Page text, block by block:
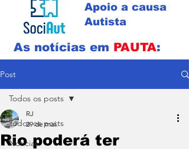
Apoio a causa
Autista
As notícias em PAUTA:
Post
Todos os posts
Notícias
Todos os posts
Rio poderá ter
RJ
29 de mai.